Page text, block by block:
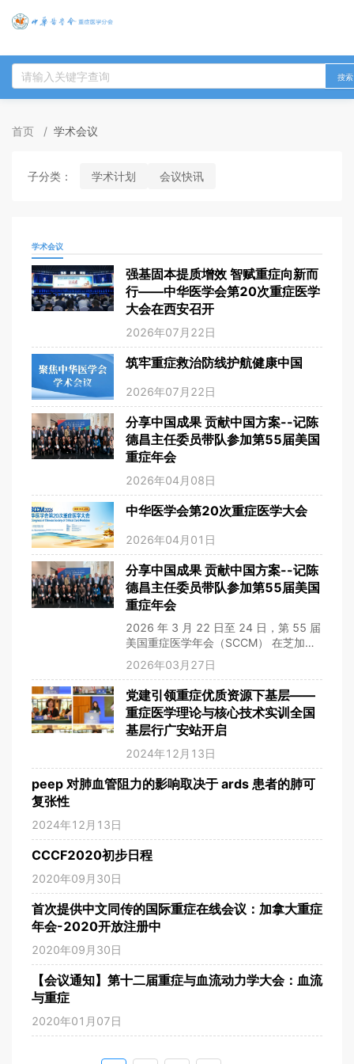
搜索
首页 / 学术会议
子分类： 学术计划 会议快讯
学术会议
强基固本提质增效 智赋重症向新而
行——中华医学会第20次重症医学
大会在西安召开
2026年07月22日
筑牢重症救治防线护航健康中国
2026年07月22日
分享中国成果 贡献中国方案--记陈
德昌主任委员带队参加第55届美国
重症年会
2026年04月08日
中华医学会第20次重症医学大会
2026年04月01日
分享中国成果 贡献中国方案--记陈
德昌主任委员带队参加第55届美国
重症年会
2026 年 3 月 22 日至 24 日，第 55 届
美国重症医学年会（SCCM） 在芝加哥
隆重召开。作为全球重症医学领域规模
最大、学术影响力最强的国际盛会之
一，本届大会吸引近 100 个国家、
5000 余名重症医学专业人士参会，汇
聚国际顶尖专家学者，围绕重症诊疗、
临床研究、技术创新与经验共享展开深
度交流，为全球重症医学发展搭建高端
学术平台。陈德昌主委带领中国代表团
出席本次会议，中国注册参会人员达到
66人，并在会议中分享了中国成果，
2026年03月27日
党建引领重症优质资源下基层——
重症医学理论与核心技术实训全国
基层行广安站开启
2024年12月13日
peep 对肺血管阻力的影响取决于 ards 患者的肺可
复张性
2024年12月13日
CCCF2020初步日程
2020年09月30日
首次提供中文同传的国际重症在线会议：加拿大重症
年会-2020开放注册中
2020年09月30日
【会议通知】第十二届重症与血流动力学大会：血流
与重症
2020年01月07日